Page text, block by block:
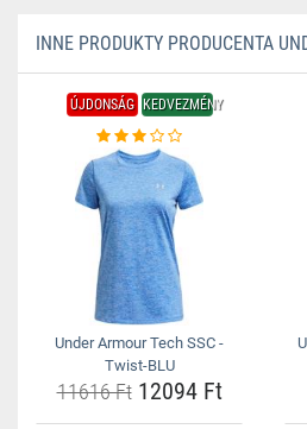
INNE PRODUKTY PRODUCENTA
ÚJDONSÁG KEDVEZMÉNY
Under Armour Tech SSC -
Twist-BLU
11616 Ft12094 Ft